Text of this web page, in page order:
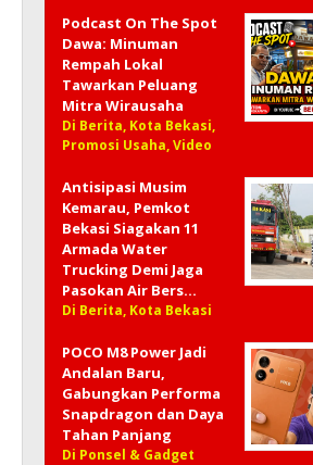
Podcast On The Spot
Dawa: Minuman
Rempah Lokal
Tawarkan Peluang
Mitra Wirausaha
Di Berita, Kota Bekasi,
Promosi Usaha, Video
Antisipasi Musim
Kemarau, Pemkot
Bekasi Siagakan 11
Armada Water
Trucking Demi Jaga
Pasokan Air Bers…
Di Berita, Kota Bekasi
POCO M8 Power Jadi
Andalan Baru,
Gabungkan Performa
Snapdragon dan Daya
Tahan Panjang
Di Ponsel & Gadget